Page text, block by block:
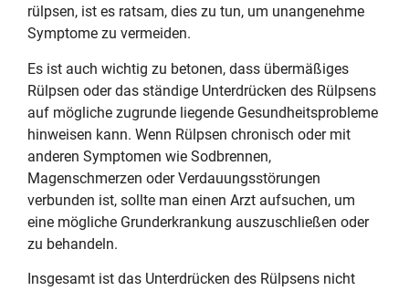
rülpsen, ist es ratsam, dies zu tun, um unangenehme
Symptome zu vermeiden.
Es ist auch wichtig zu betonen, dass übermäßiges
Rülpsen oder das ständige Unterdrücken des Rülpsens
auf mögliche zugrunde liegende Gesundheitsprobleme
hinweisen kann. Wenn Rülpsen chronisch oder mit
anderen Symptomen wie Sodbrennen,
Magenschmerzen oder Verdauungsstörungen
verbunden ist, sollte man einen Arzt aufsuchen, um
eine mögliche Grunderkrankung auszuschließen oder
zu behandeln.
Insgesamt ist das Unterdrücken des Rülpsens nicht